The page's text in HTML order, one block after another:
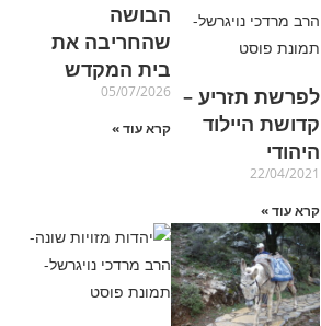
לפרשת תזריע –
קדושת היילוד
היהודי
22/04/2021
קרא עוד »
הבושה
שהחריבה את
בית המקדש
05/07/2026
קרא עוד »